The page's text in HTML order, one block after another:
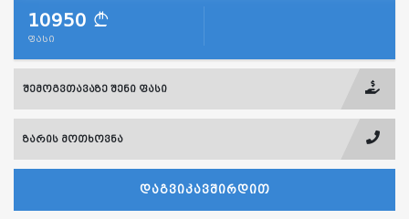
10950
ფასი
შემოგვთავაზე შენი ფასი
ზარის მოთხოვნა
ᲓᲐᲒᲕᲘᲙᲐᲕᲨᲘᲠᲓᲘᲗ